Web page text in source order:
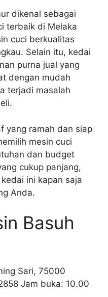
dikenal sebagai
terbaik di Melaka
cuci berkualitas
Selain itu, kedai
purna jual yang
dengan mudah
terjadi masalah
yang ramah dan siap
mesin cuci
dan budget
cukup panjang,
ini kapan saja
Anda.
Basuh
Sari, 75000
Jam buka: 10.00